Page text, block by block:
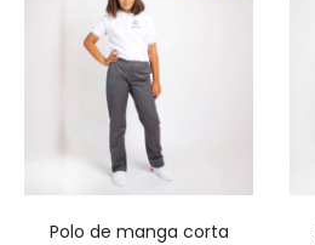
Polo de manga corta